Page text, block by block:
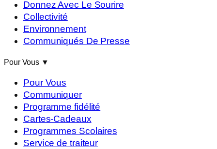
Donnez Avec Le Sourire
Collectivité
Environnement
Communiqués De Presse
Pour Vous ▼
Pour Vous
Communiquer
Programme fidélité
Cartes-Cadeaux
Programmes Scolaires
Service de traiteur